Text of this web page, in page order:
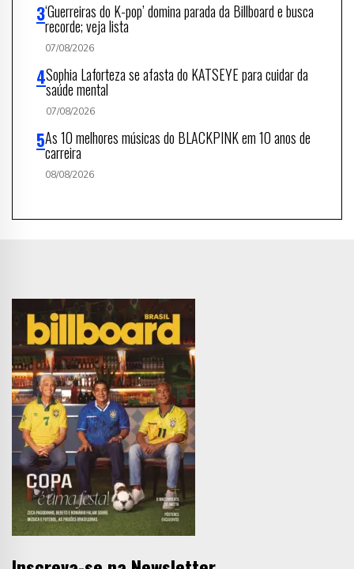
‘Guerreiras do K-pop’ domina parada da Billboard e busca
recorde; veja lista
07/08/2026
Sophia Laforteza se afasta do KATSEYE para cuidar da
saúde mental
07/08/2026
As 10 melhores músicas do BLACKPINK em 10 anos de
carreira
08/08/2026